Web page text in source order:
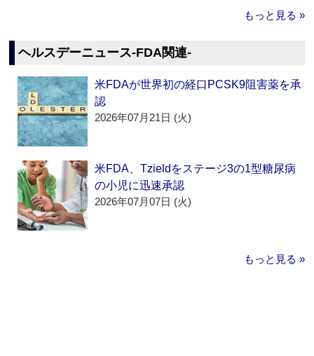
もっと見る »
ヘルスデーニュース‐FDA関連‐
米FDAが世界初の経口PCSK9阻害薬を承
認
2026年07月21日 (火)
米FDA、Tzieldをステージ3の1型糖尿病
の小児に迅速承認
2026年07月07日 (火)
もっと見る »